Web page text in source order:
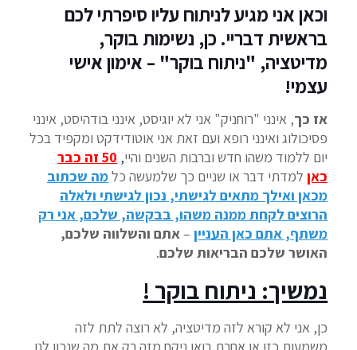
וכאן אני מגיע לניתוח עליו סיפרתי לכם
בראשית דבריי. כן, נשימות בוקר,
מדיטציה, "ניתוח בוקר" – אימון אישי
עצמי!
אז כך, אינני "רוחניק" אני לא יוגיסט, אינני בודהיסט, אינני
פסיכולוג ואינני רופא ועם זאת אני אוטודידקט ומקפיד בכל
יום ללמוד משהו חדש וברבות השנים והיי, 50 ז ה כבר
כאן למדתי דבר או שניים כך שלמעשה כלמה שכתוב
מכאן ואילך מתאים לגישתי, נכון לגישתי ולאלה
הרוצים לקחת ממנה משהו, בבקשה, שלכם, אני רק
משתף, אתם כאן העניין–אתם והשלווה שלכם,
האושר שלכם הבריאות שלכם.
נמשיך: ניתוח בוקר !
כן, אני לא קורא לזה מדיטציה, לא רוצה לתת לזה
משמעות כזו או אחרת בואו ניקח מזה רק את מה שנכון לנו